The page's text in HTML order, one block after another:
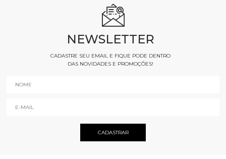
NEWSLETTER
CADASTRE SEU EMAIL E FIQUE PODE DENTRO
DAS NOVIDADES E PROMOÇÕES!